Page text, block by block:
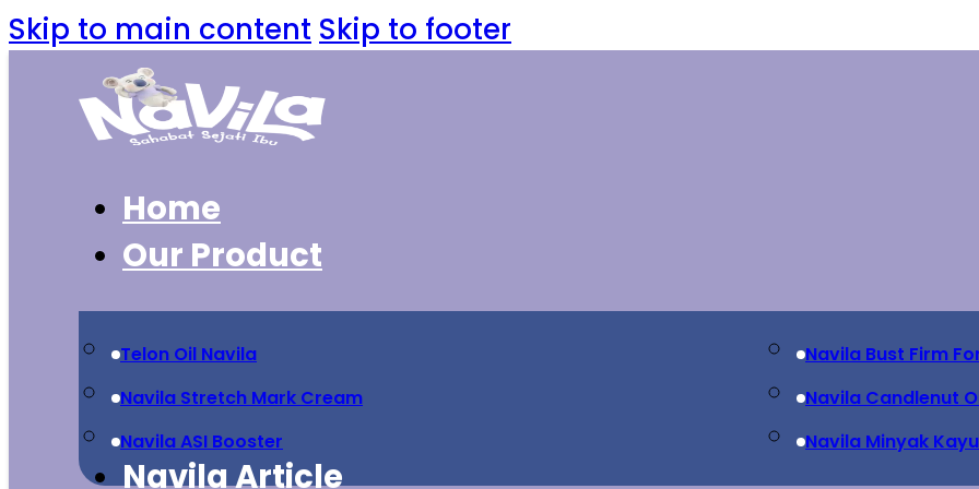
Skip to main content Skip to footer
Home
Our Product
Telon Oil Navila
Navila Stretch Mark Cream
Navila ASI Booster
Navila Bust Firm
Navila Candlenut
Navila Minyak
Navila Article